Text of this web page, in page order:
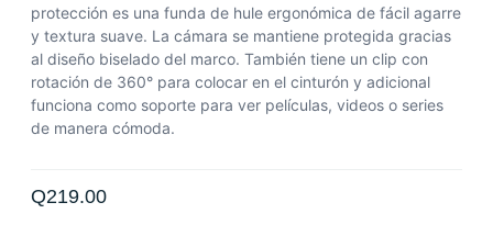
protección es una funda de hule ergonómica de fácil agarre
y textura suave. La cámara se mantiene protegida gracias
al diseño biselado del marco. También tiene un clip con
rotación de 360° para colocar en el cinturón y adicional
funciona como soporte para ver películas, videos o series
de manera cómoda.
Q219.00